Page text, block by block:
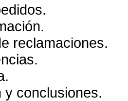
reclamaciones.
y conclusiones.